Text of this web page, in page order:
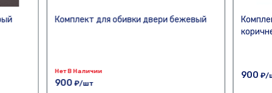
Комплект для обивки двери бежевый
Нет В Наличии
900 ₽/шт
900 ₽/